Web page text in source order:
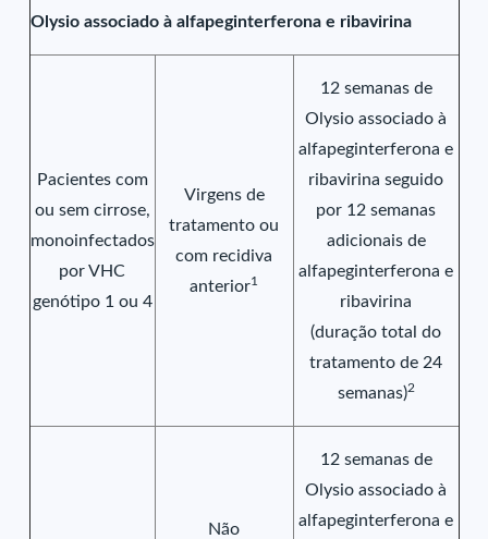
Olysio associado à alfapeginterferona e ribavirina
Pacientes com
ou sem cirrose,
monoinfectados
por VHC
genótipo 1 ou 4
Virgens de
tratamento ou
com recidiva
anterior1
12 semanas de
Olysio associado à
alfapeginterferona e
ribavirina seguido
por 12 semanas
adicionais de
alfapeginterferona e
ribavirina
(duração total do
tratamento de 24
semanas)2
Não
12 semanas de
Olysio associado à
alfapeginterferona e